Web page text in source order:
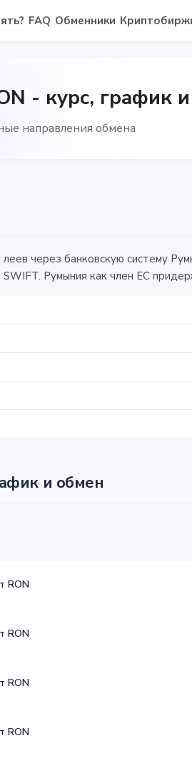
FAQ Обменники
- курс, график
направления обмена
через банковскую систему
Румыния как член ЕС
и обмен
RON
RON
RON
RON